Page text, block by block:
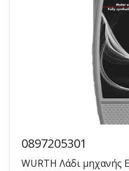
0897205301
WURTH Λάδι μηχανής